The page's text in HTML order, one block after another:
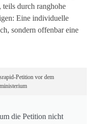
durch ranghohe
Eine individuelle
sondern offenbar eine
Petition vor dem
die Petition nicht